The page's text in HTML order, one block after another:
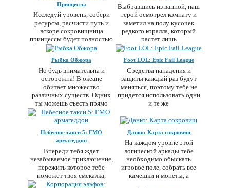
Принцессы
Исследуй уровень, собери
ресурсы, расчисти путь и
вскоре сокровищница
принцессы будет полностью
в воем
Выбравшись из ванной, наш
герой осмотрел комнату и
заметил на полу кусочек
редкого коралла, который
растет лишь
Рыбка Обжора
Но будь внимательна и
осторожна! В океане
обитает множество
различных существ. Одних
ты можешь съесть прямо
Foot LOL: Epic Fail League
Средства нападения и
защиты каждый раз будут
меняться, поэтому тебе не
придется использовать одни
и те же
Небесное такси 5: ГМО
армагеддон
Впереди тебя ждет
незабываемое приключение,
пережить которое тебе
поможет твоя смекалка,
ловкость и, конечно,
Данко: Карта сокровищ
На каждом уровне этой
логической аркады тебе
необходимо обыскать
игровое поле, собрать все
камешки и монеты, а